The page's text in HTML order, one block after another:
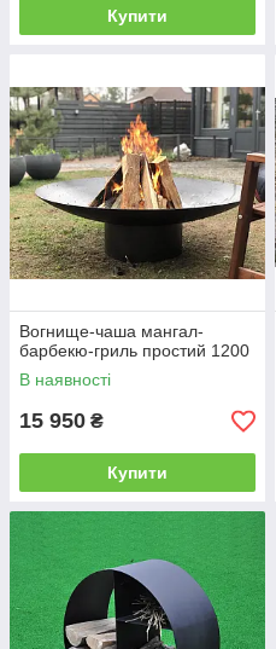
Купити
Вогнище-чаша мангал-
барбекю-гриль простий 1200
В наявності
15 950 ₴
Купити